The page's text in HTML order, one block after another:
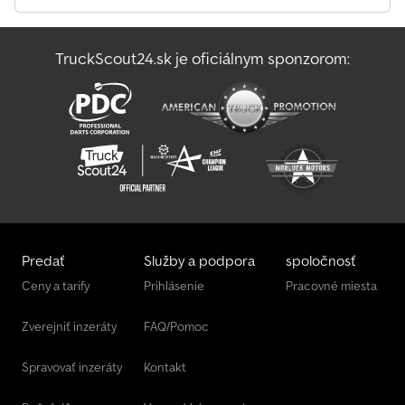
Hovoríme: Nemecky, Anglicky, Španielsky, Poľsky, Ukrajinsky, Rusky,
Bulharsky. Cjdpfey A Uxajx Alcoha
TruckScout24.sk je oficiálnym sponzorom:
Predať
Ceny a tarify
Zverejniť inzeráty
Spravovať inzeráty
Služby a podpora
Prihlásenie
FAQ/Pomoc
Kontakt
spoločnosť
Pracovné miesta